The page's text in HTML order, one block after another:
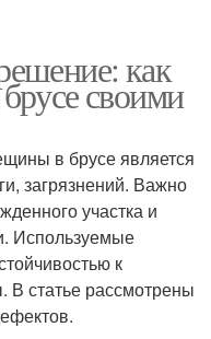
как
своими
в брусе является
загрязнений. Важно
участка и
Используемые
к
статье рассмотрены